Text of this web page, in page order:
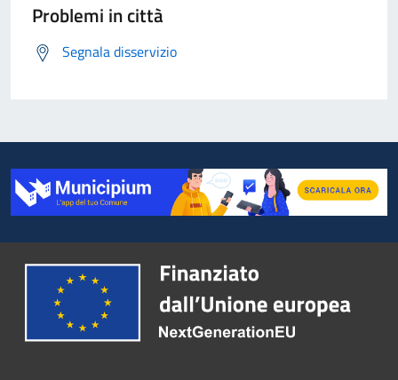
Problemi in città
Segnala disservizio